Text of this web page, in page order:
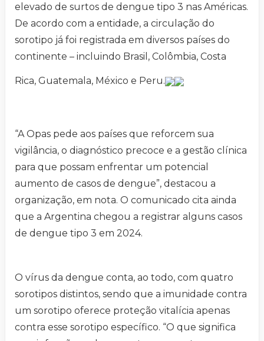
elevado de surtos de dengue tipo 3 nas Américas.
De acordo com a entidade, a circulação do
sorotipo já foi registrada em diversos países do
continente – incluindo Brasil, Colômbia, Costa
Rica, Guatemala, México e Peru.
“A Opas pede aos países que reforcem sua
vigilância, o diagnóstico precoce e a gestão clínica
para que possam enfrentar um potencial
aumento de casos de dengue”, destacou a
organização, em nota. O comunicado cita ainda
que a Argentina chegou a registrar alguns casos
de dengue tipo 3 em 2024.
O vírus da dengue conta, ao todo, com quatro
sorotipos distintos, sendo que a imunidade contra
um sorotipo oferece proteção vitalícia apenas
contra esse sorotipo específico. “O que significa